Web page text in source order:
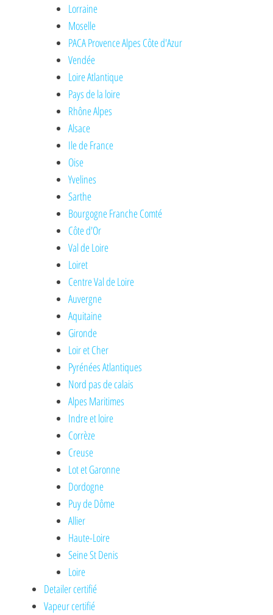
Lorraine
Moselle
PACA Provence Alpes Côte d'Azur
Vendée
Loire Atlantique
Pays de la loire
Rhône Alpes
Alsace
Ile de France
Oise
Yvelines
Sarthe
Bourgogne Franche Comté
Côte d'Or
Val de Loire
Loiret
Centre Val de Loire
Auvergne
Aquitaine
Gironde
Loir et Cher
Pyrénées Atlantiques
Nord pas de calais
Alpes Maritimes
Indre et loire
Corrèze
Creuse
Lot et Garonne
Dordogne
Puy de Dôme
Allier
Haute-Loire
Seine St Denis
Loire
Detailer certifié
Vapeur certifié